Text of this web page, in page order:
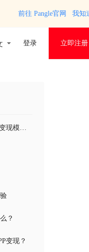
前往 Pangle官网 我知
登录 立即注册
现模式
？
变现？